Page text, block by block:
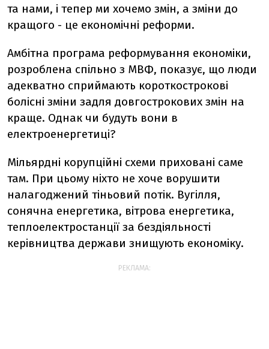
та нами, і тепер ми хочемо змін, а зміни до
кращого - це економічні реформи.
Амбітна програма реформування економіки,
розроблена спільно з МВФ, показує, що люди
адекватно сприймають короткострокові
болісні зміни задля довгострокових змін на
краще. Однак чи будуть вони в
електроенергетиці?
Мільярдні корупційні схеми приховані саме
там. При цьому ніхто не хоче ворушити
налагоджений тіньовий потік. Вугілля,
сонячна енергетика, вітрова енергетика,
теплоелектростанції за бездіяльності
керівництва держави знищують економіку.
РЕКЛАМА: